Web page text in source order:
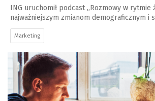
ING uruchomił podcast „Rozmowy w rytmie
najważniejszym zmianom demograficznym i
Marketing